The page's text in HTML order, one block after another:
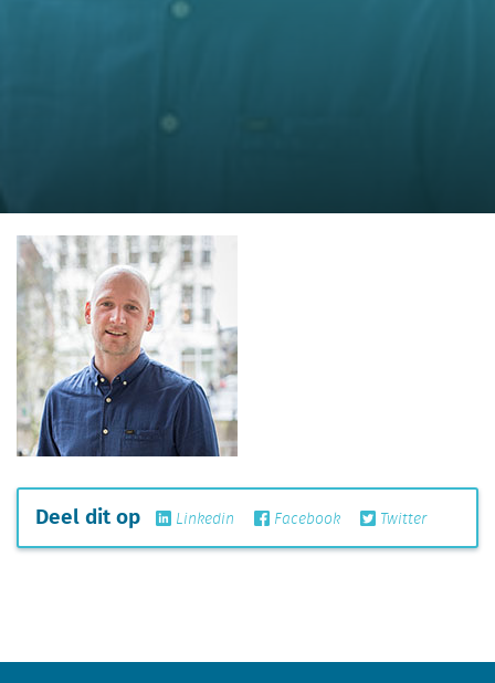
Deel dit op Linkedin Facebook Twitter